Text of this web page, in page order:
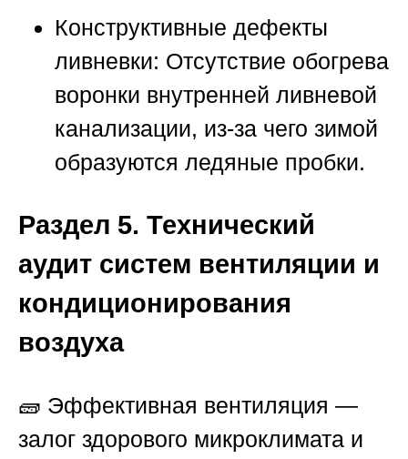
Конструктивные дефекты
ливневки: Отсутствие обогрева
воронки внутренней ливневой
канализации, из-за чего зимой
образуются ледяные пробки.
Раздел 5. Технический
аудит систем вентиляции и
кондиционирования
воздуха
🧱 Эффективная вентиляция —
залог здорового микроклимата и